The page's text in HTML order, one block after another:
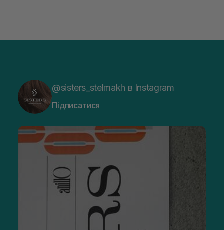
@sisters_stelmakh в Instagram
Підписатися